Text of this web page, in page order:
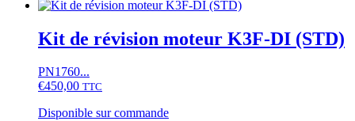
Kit de révision moteur K3F-DI (STD)
PN1760...
€450,00 TTC
Disponible sur commande